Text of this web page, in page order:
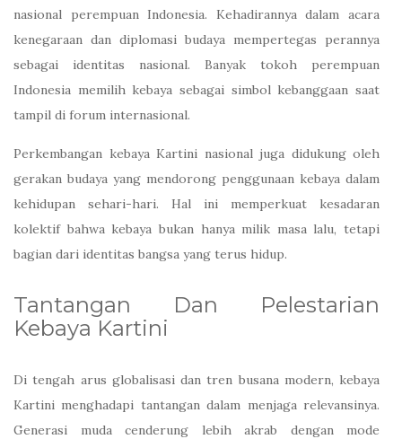
nasional perempuan Indonesia. Kehadirannya dalam acara
kenegaraan dan diplomasi budaya mempertegas perannya
sebagai identitas nasional. Banyak tokoh perempuan
Indonesia memilih kebaya sebagai simbol kebanggaan saat
tampil di forum internasional.
Perkembangan kebaya Kartini nasional juga didukung oleh
gerakan budaya yang mendorong penggunaan kebaya dalam
kehidupan sehari-hari. Hal ini memperkuat kesadaran
kolektif bahwa kebaya bukan hanya milik masa lalu, tetapi
bagian dari identitas bangsa yang terus hidup.
Tantangan Dan Pelestarian
Kebaya Kartini
Di tengah arus globalisasi dan tren busana modern, kebaya
Kartini menghadapi tantangan dalam menjaga relevansinya.
Generasi muda cenderung lebih akrab dengan mode